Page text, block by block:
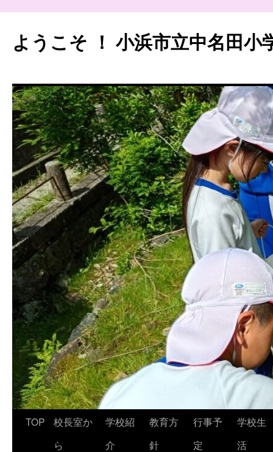
ようこそ ！ 小浜市立中名田小
TOP
校長室か
ら
学校紹
介
教育方
針
行事予
定
学校生
活